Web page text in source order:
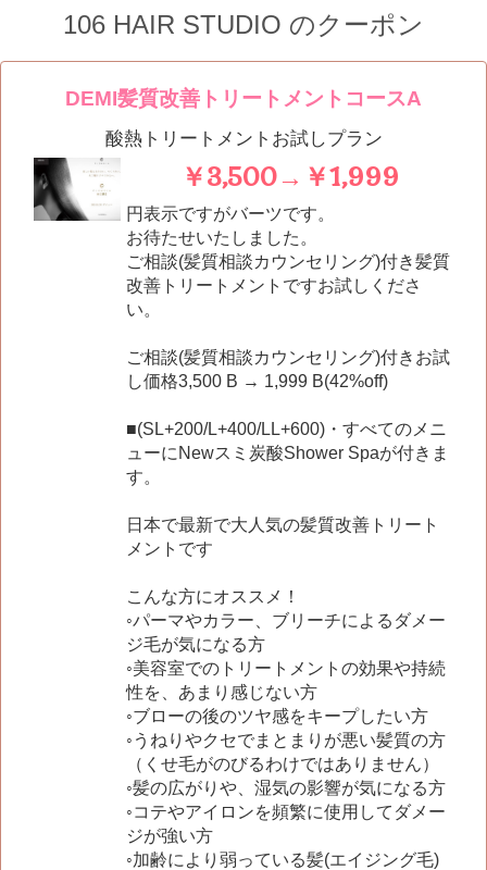
106 HAIR STUDIO のクーポン
DEMI髪質改善トリートメントコースA
酸熱トリートメントお試しプラン
￥3,500→￥1,999
円表示ですがバーツです。
お待たせいたしました。
ご相談(髪質相談カウンセリング)付き髪質
改善トリートメントですお試しくださ
い。
ご相談(髪質相談カウンセリング)付きお試
し価格3,500 B → 1,999 B(42%off)
■(SL+200/L+400/LL+600)・すべてのメニ
ューにNewスミ炭酸Shower Spaが付きま
す。
日本で最新で大人気の髪質改善トリート
メントです
こんな方にオススメ！
◦パーマやカラー、ブリーチによるダメー
ジ毛が気になる方
◦美容室でのトリートメントの効果や持続
性を、あまり感じない方
◦ブローの後のツヤ感をキープしたい方
◦うねりやクセでまとまりが悪い髪質の方
（くせ毛がのびるわけではありません）
◦髪の広がりや、湿気の影響が気になる方
◦コテやアイロンを頻繁に使用してダメー
ジが強い方
◦加齢により弱っている髪(エイジング毛)